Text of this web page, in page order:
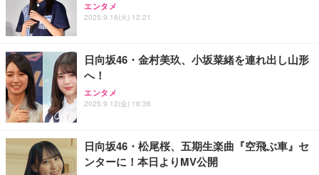
エンタメ
2025.9.16(火) 12:21
日向坂46・金村美玖、小坂菜緒を連れ出し山形
へ！
エンタメ
2025.9.12(金) 18:36
日向坂46・松尾桜、五期生楽曲『空飛ぶ車』セ
ンターに！本日よりMV公開